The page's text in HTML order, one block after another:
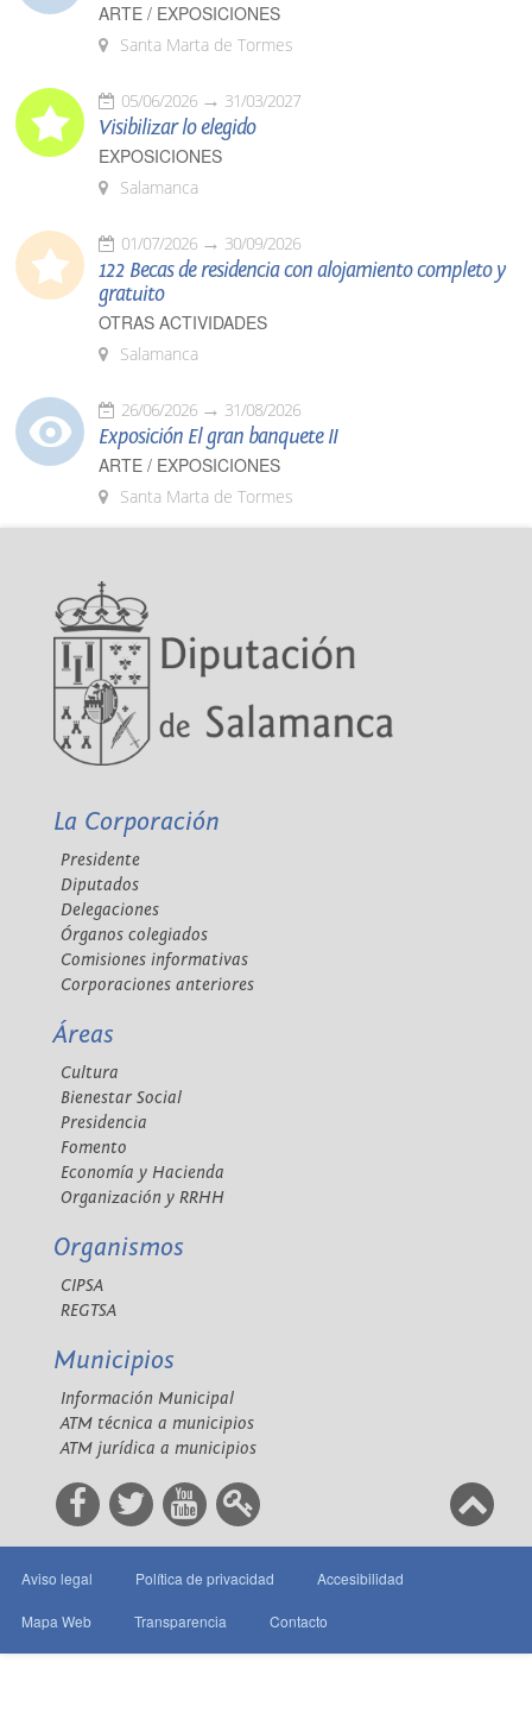
ARTE / EXPOSICIONES
Santa Marta de Tormes
05/06/2026 31/03/2027
Visibilizar lo elegido
EXPOSICIONES
Salamanca
01/07/2026 30/09/2026
122 Becas de residencia con alojamiento completo y
gratuito
OTRAS ACTIVIDADES
Salamanca
26/06/2026 31/08/2026
Exposición El gran banquete II
ARTE / EXPOSICIONES
Santa Marta de Tormes
La Corporación
Presidente
Diputados
Delegaciones
Órganos colegiados
Comisiones informativas
Corporaciones anteriores
Áreas
Cultura
Bienestar Social
Presidencia
Fomento
Economía y Hacienda
Organización y RRHH
Organismos
CIPSA
REGTSA
Municipios
Información Municipal
ATM técnica a municipios
ATM jurídica a municipios
Aviso legal Política de privacidad Accesibilidad
Mapa Web Transparencia Contacto